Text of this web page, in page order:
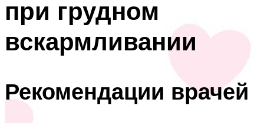
при грудном
вскармливании
Рекомендации врачей